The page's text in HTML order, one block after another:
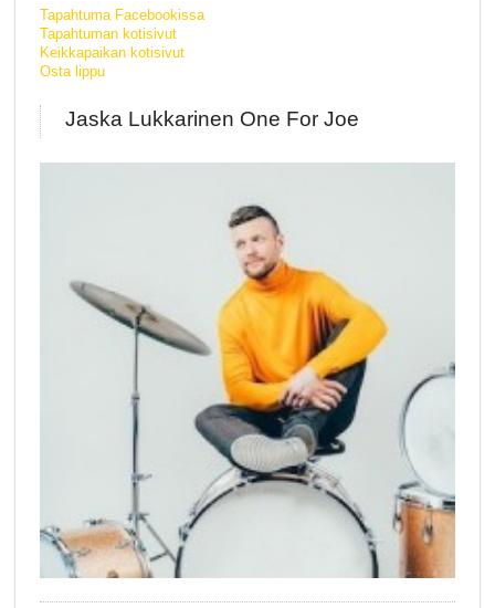
Tapahtuma Facebookissa
Tapahtuman kotisivut
Keikkapaikan kotisivut
Osta lippu
Jaska Lukkarinen One For Joe